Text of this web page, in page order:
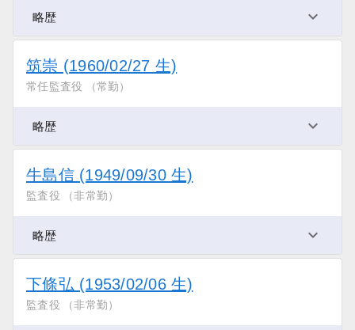
略歴
筑崇 (1960/02/27 生)
常任監査役 （常勤）
略歴
牛島信 (1949/09/30 生)
監査役 （非常勤）
略歴
下條弘 (1953/02/06 生)
監査役 （非常勤）